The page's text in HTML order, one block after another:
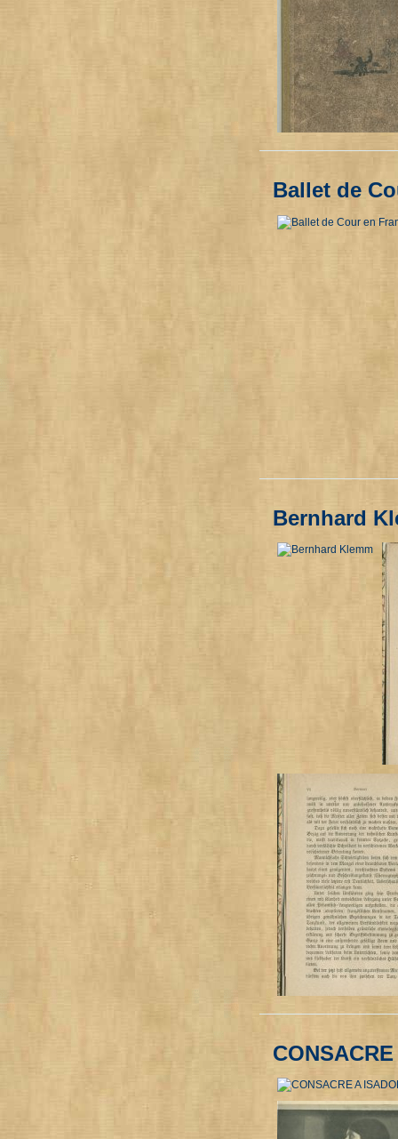
Ballet de
Bernhard